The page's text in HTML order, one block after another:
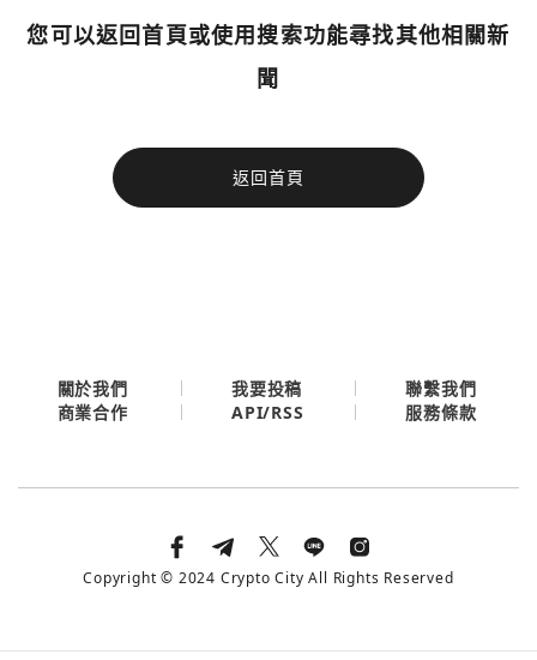
您可以返回首頁或使用搜索功能尋找其他相關新
聞
返回首頁
今日熱門
使用以下帳號繼續
您已閒置5分鐘，請點擊關閉按鈕或空白處，即可回到加密
今日熱門
關於我們 我要投稿
聯繫我們
商業合作
API/RSS 服務條款
Copyright © 2024 Crypto City All Rights Reserved